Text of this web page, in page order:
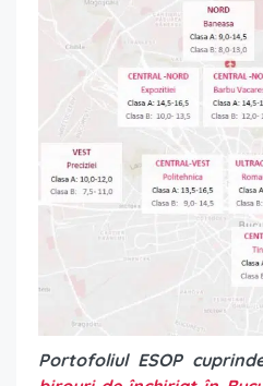
Portofoliul ESOP